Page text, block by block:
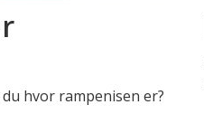
hvor rampenisen er?